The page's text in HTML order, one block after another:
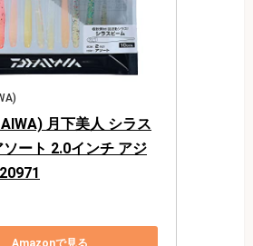
月下美人 シラス
ソート 2.0インチ アジ
Amazonで見る